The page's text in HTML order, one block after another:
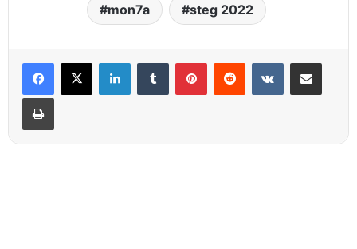
mon7a steg 2022
LinkedinTumblr PinterestReddit VKontaktePartager par email
Imprimer